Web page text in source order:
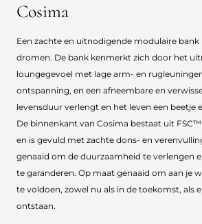
Cosima
Een zachte en uitnodigende modulaire
dromen. De bank kenmerkt zich door het
loungegevoel met lage arm- en
ontspanning, en een afneembare en
levensduur verlengt en het leven een beetje
De binnenkant van Cosima bestaat uit
en is gevuld met zachte dons- en
genaaid om de duurzaamheid te verlengen
te garanderen. Op maat genaaid om aan je
te voldoen, zowel nu als in de toekomst, als
ontstaan.